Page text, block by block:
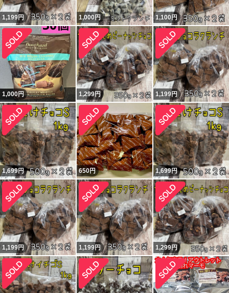
1,199円 1,000円 1,100円
1,000円 1,299円 1,199円
1,699円 650円 1,699円
1,199円 1,199円 1,299円